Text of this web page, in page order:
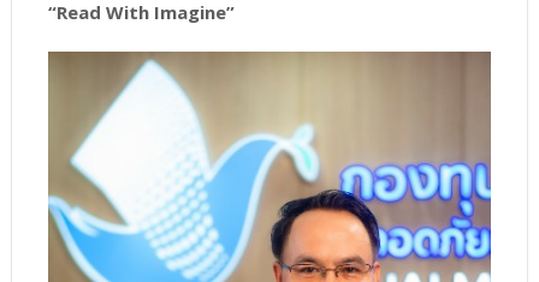
“Read With Imagine”